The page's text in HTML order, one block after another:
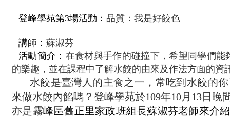
登峰學苑第3場活動： 品質：我是好餃色
講師： 蘇淑芬
活動簡介： 在食材與手作的碰撞下，希望同學們
的樂趣，並在課程中了解水餃的由來及作法方面的資
水餃是臺灣人的主食之一，常吃到水餃的
來做水餃內餡嗎？登峰學苑於109年10月 13日晚
亦是霧峰區舊正里家政班組長蘇淑芬老師來介